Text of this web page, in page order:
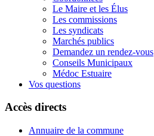
Le Maire et les Élus
Les commissions
Les syndicats
Marchés publics
Demandez un rendez-vous
Conseils Municipaux
Médoc Estuaire
Vos questions
Accès directs
Annuaire de la commune